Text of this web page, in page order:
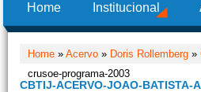
Home Institucional
Home » Acervo » Doris Rollemberg »
crusoe-programa-2003
CBTIJ-ACERVO-JOAO-BATISTA-